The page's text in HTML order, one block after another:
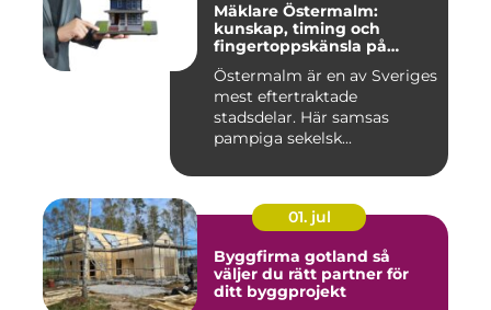
Mäklare Östermalm:
kunskap, timing och
fingertoppskänsla på
stockholms mest klassiska
adress
Östermalm är en av Sveriges
mest eftertraktade
stadsdelar. Här samsas
pampiga sekelsk...
01. jul
Byggfirma gotland så
väljer du rätt partner för
ditt byggprojekt